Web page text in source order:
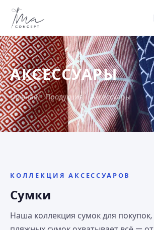
АКСЕССУАРЫ
Главная Продукция Аксессуары
КОЛЛЕКЦИЯ АКСЕССУАРОВ
Сумки
Наша коллекция сумок для